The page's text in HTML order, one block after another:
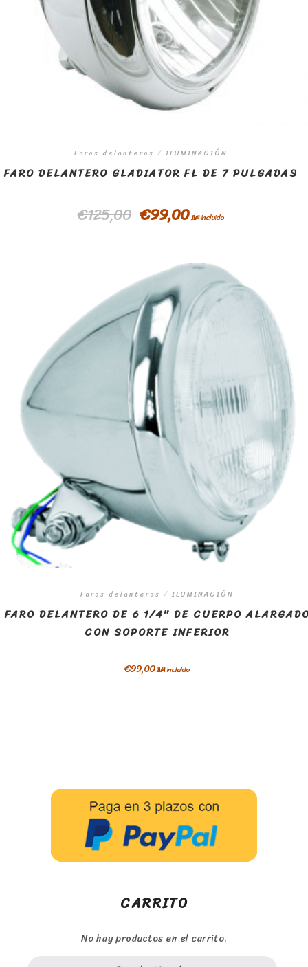
Faros delanteros / ILUMINACIÓN
FARO DELANTERO GLADIATOR FL DE 7 PULGADAS
€125,00 €99,00IVA incluido
Faros delanteros / ILUMINACIÓN
FARO DELANTERO DE 6 1/4″ DE CUERPO
CON SOPORTE INFERIOR
€99,00IVA incluido
CARRITO
No hay productos en el carrito.